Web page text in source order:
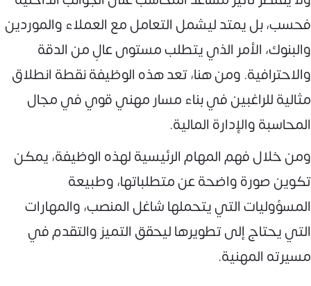
فحسب، بل يمتد ليشمل التعامل مع العملاء والموردين
والبنوك، الأمر الذي يتطلب مستوى عالٍ من الدقة
والاحترافية. ومن هنا، تعد هذه الوظيفة نقطة انطلاق
مثالية للراغبين في بناء مسار مهني قوي في مجال
المحاسبة والإدارة المالية.
ومن خلال فهم المهام الرئيسية لهذه الوظيفة، يمكن
تكوين صورة واضحة عن متطلباتها، وطبيعة
المسؤوليات التي يتحملها شاغل المنصب، والمهارات
التي يحتاج إلى تطويرها ليحقق التميز والتقدم في
مسيرته المهنية.